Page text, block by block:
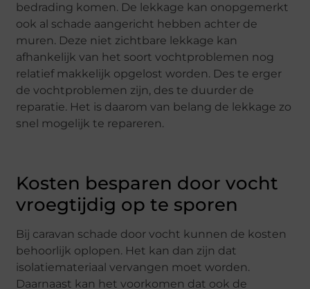
bedrading komen. De lekkage kan onopgemerkt
ook al schade aangericht hebben achter de
muren. Deze niet zichtbare lekkage kan
afhankelijk van het soort vochtproblemen nog
relatief makkelijk opgelost worden. Des te erger
de vochtproblemen zijn, des te duurder de
reparatie. Het is daarom van belang de lekkage zo
snel mogelijk te repareren.
Kosten besparen door vocht
vroegtijdig op te sporen
Bij caravan schade door vocht kunnen de kosten
behoorlijk oplopen. Het kan dan zijn dat
isolatiemateriaal vervangen moet worden.
Daarnaast kan het voorkomen dat ook de